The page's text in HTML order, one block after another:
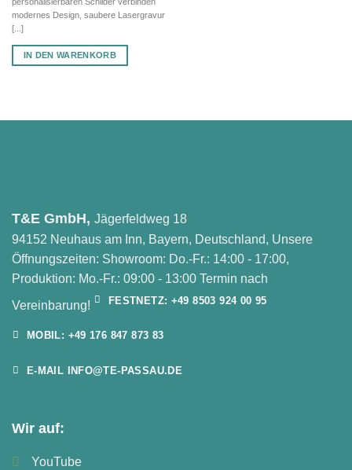
modernes Design, saubere Lasergravur
[...]
IN DEN WARENKORB
T&E GmbH, Jägerfeldweg 18
94152 Neuhaus am Inn, Bayern, Deutschland, Unsere
Öffnungszeiten: Showroom: Do.-Fr.: 14:00 - 17:00,
Produktion: Mo.-Fr.: 09:00 - 13:00 Termin nach
Vereinbarung!
FESTNETZ: +49 8503 924 00 95
MOBIL: +49 176 847 873 83
E-MAIL INFO@TE-PASSAU.DE
Wir auf:
YouTube